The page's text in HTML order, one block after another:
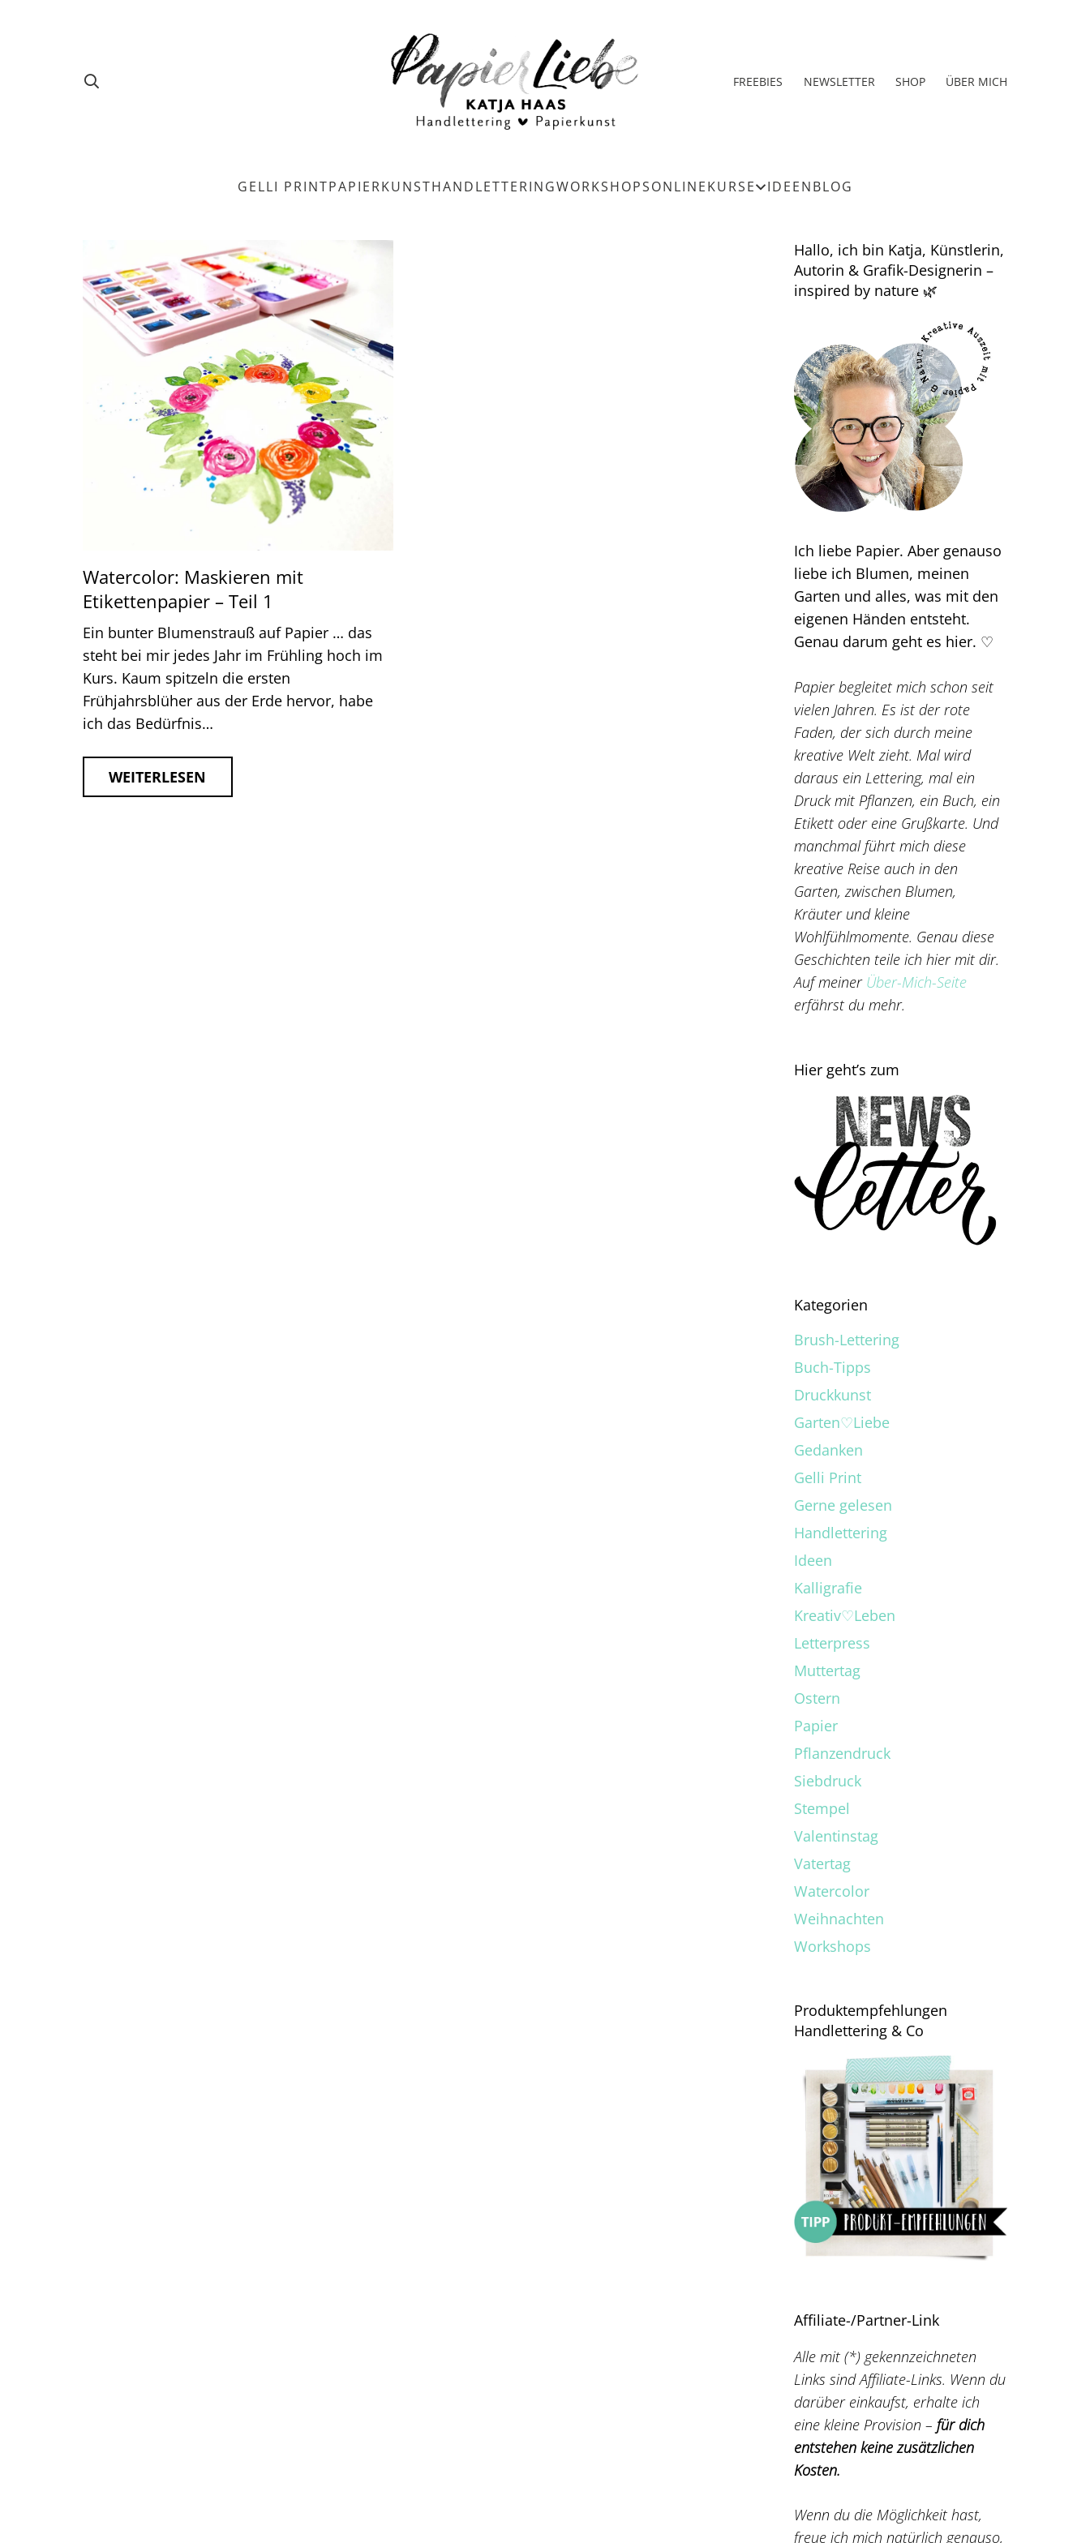
FREEBIES NEWSLETTER SHOP ÜBER MICH
GELLI PRINTPAPIERKUNSTHANDLETTERINGWORKSHOPSONLINEKURSE IDEENBLOG
Watercolor: Maskieren mit
Etikettenpapier – Teil 1
Ein bunter Blumenstrauß auf Papier … das
steht bei mir jedes Jahr im Frühling hoch im
Kurs. Kaum spitzeln die ersten
Frühjahrsblüher aus der Erde hervor, habe
ich das Bedürfnis…
WEITERLESEN
Hallo, ich bin Katja, Künstlerin,
Autorin & Grafik-Designerin –
inspired by nature 🌿
Ich liebe Papier. Aber genauso
liebe ich Blumen, meinen
Garten und alles, was mit den
eigenen Händen entsteht.
Genau darum geht es hier. ♡
Papier begleitet mich schon seit
vielen Jahren. Es ist der rote
Faden, der sich durch meine
kreative Welt zieht. Mal wird
daraus ein Lettering, mal ein
Druck mit Pflanzen, ein Buch, ein
Etikett oder eine Grußkarte. Und
manchmal führt mich diese
kreative Reise auch in den
Garten, zwischen Blumen,
Kräuter und kleine
Wohlfühlmomente. Genau diese
Geschichten teile ich hier mit dir.
Auf meiner Über-Mich-Seite
erfährst du mehr.
Hier geht’s zum
Kategorien
Brush-Lettering
Buch-Tipps
Druckkunst
Garten♡Liebe
Gedanken
Gelli Print
Gerne gelesen
Handlettering
Ideen
Kalligrafie
Kreativ♡Leben
Letterpress
Muttertag
Ostern
Papier
Pflanzendruck
Siebdruck
Stempel
Valentinstag
Vatertag
Watercolor
Weihnachten
Workshops
Produktempfehlungen
Handlettering & Co
Affiliate-/Partner-Link
Alle mit (*) gekennzeichneten
Links sind Affiliate-Links. Wenn du
darüber einkaufst, erhalte ich
eine kleine Provision –für dich
entstehen keine zusätzlichen
Kosten.
Wenn du die Möglichkeit hast,
freue ich mich natürlich genauso,